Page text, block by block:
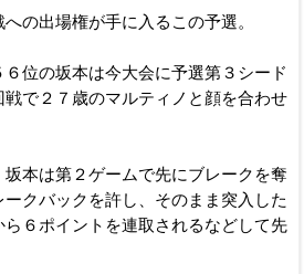
の出場権が手に入るこの予選。
６位の坂本は今大会に予選第３シード
で２７歳のマルティノと顔を合わせ
本は第２ゲームで先にブレークを奪
クバックを許し、そのまま突入した
６ポイントを連取されるなどして先